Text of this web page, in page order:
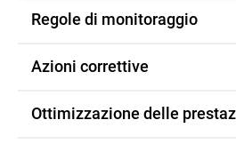
Regole di monitoraggio
Azioni correttive
Ottimizzazione delle